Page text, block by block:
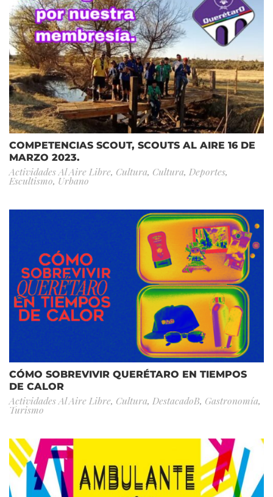
COMPETENCIAS SCOUT, SCOUTS AL AIRE 16 DE
MARZO 2023.
Actividades Al Aire Libre, Cultura, Cultura, Deportes,
Escultismo, Urbano
CÓMO SOBREVIVIR QUERÉTARO EN TIEMPOS
DE CALOR
Actividades Al Aire Libre, Cultura, DestacadoB, Gastronomía,
Turismo